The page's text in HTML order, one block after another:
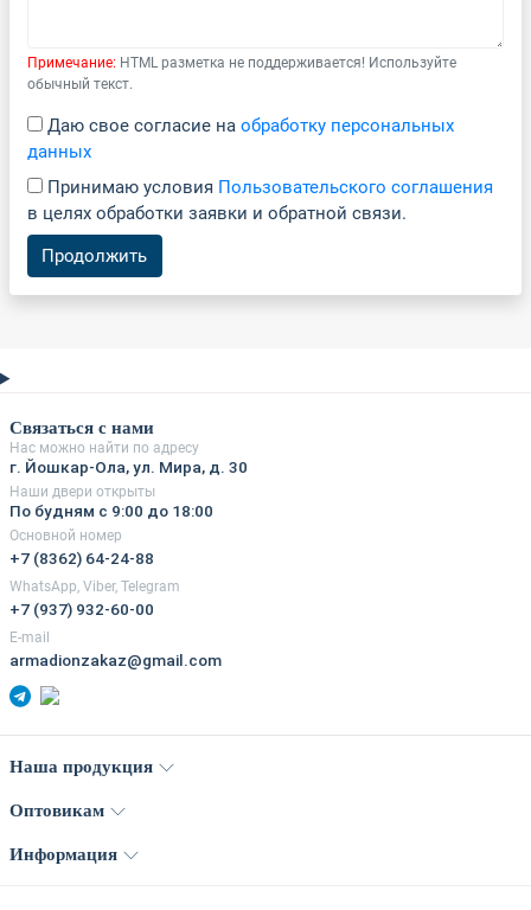
Примечание: HTML разметка не поддерживается! Используйте
обычный текст.
Даю свое согласие на обработку персональных
данных
Принимаю условия Пользовательского соглашения
в целях обработки заявки и обратной связи.
Продолжить
Связаться с нами
Нас можно найти по адресу
г. Йошкар-Ола, ул. Мира, д. 30
Наши двери открыты
По будням с 9:00 до 18:00
Основной номер
+7 (8362) 64-24-88
WhatsApp, Viber, Telegram
+7 (937) 932-60-00
E-mail
armadionzakaz@gmail.com
Наша продукция
Оптовикам
Информация